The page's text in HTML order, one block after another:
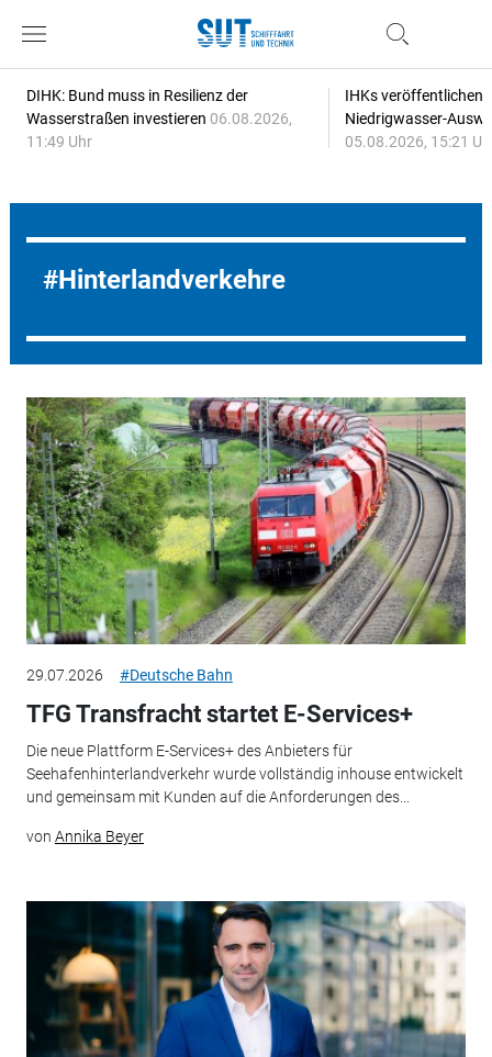
DIHK: Bund muss in Resilienz der
Wasserstraßen investieren 06.08.2026,
11:49 Uhr
IHKs veröffentlichen
Niedrigwasser-
05.08.2026, 15:21
Hinterlandverkehre
29.07.2026 #Deutsche Bahn
TFG Transfracht startet E-Services+
Die neue Plattform E-Services+ des Anbieters für
Seehafenhinterlandverkehr wurde vollständig inhouse entwickelt
und gemeinsam mit Kunden auf die Anforderungen des...
von Annika Beyer